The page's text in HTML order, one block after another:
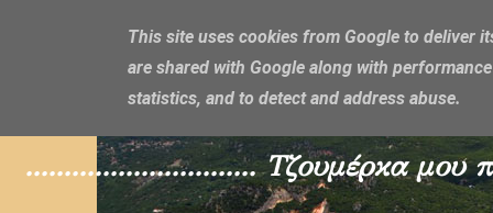
Galaniskos
.............................. Τζουμέρκα μου
This site uses cookies from Google to deliver
are shared with Google along with
statistics, and to detect and address abuse.